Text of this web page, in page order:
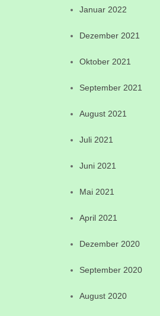
Januar 2022
Dezember 2021
Oktober 2021
September 2021
August 2021
Juli 2021
Juni 2021
Mai 2021
April 2021
Dezember 2020
September 2020
August 2020